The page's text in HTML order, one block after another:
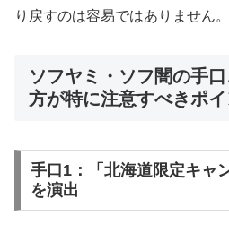
り戻すのは容易ではありません。
ソフヤミ・ソフ闇の手
方が特に注意すべきポイ
手口1：「北海道限定キャ
を演出